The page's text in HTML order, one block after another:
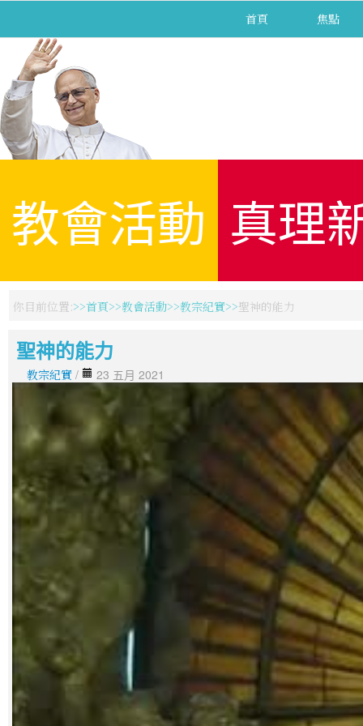
首頁 焦點
教會活動 真理
你目前位置: 首頁 教會活動 教宗紀實 聖神的能力
聖神的能力
教宗紀實 / 23 五月 2021